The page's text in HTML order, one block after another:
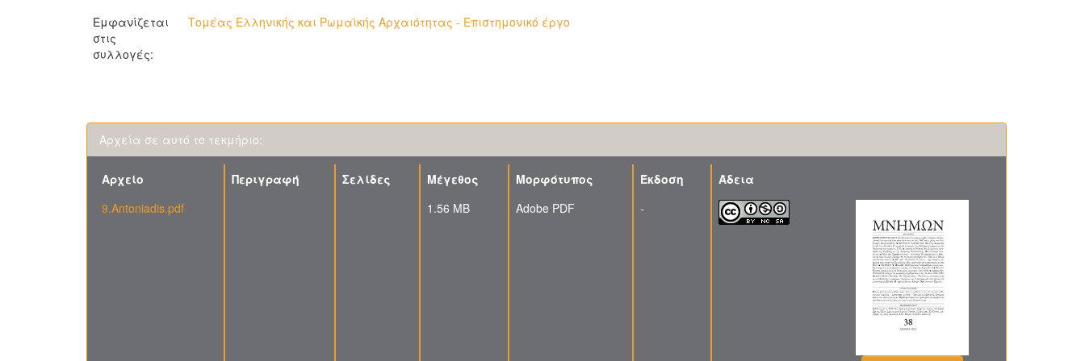
Εμφανίζεται
στις
συλλογές:
Τομέας Ελληνικής και Ρωμαϊκής Αρχαιότητας - Επιστημονικό έργο
Αρχεία σε αυτό το τεκμήριο:
Αρχείο Περιγραφή Σελίδες Μέγεθος Μορφότυπος Έκδοση
Άδεια
9.Antoniadis.pdf
1.56 MB Adobe PDF -